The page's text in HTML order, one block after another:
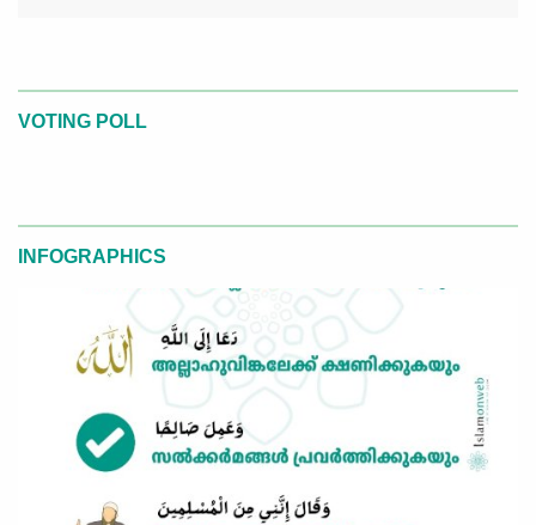
VOTING POLL
INFOGRAPHICS